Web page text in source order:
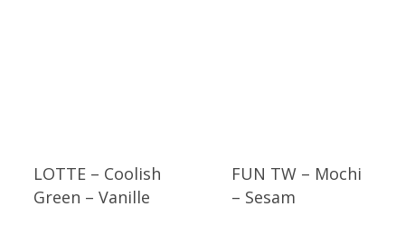
LOTTE – Coolish
Green – Vanille
FUN TW – Mochi
– Sesam